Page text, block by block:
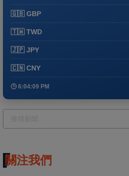
🇬🇧 GBP
🇹🇼 TWD
🇯🇵 JPY
🇨🇳 CNY
🕒 6:04:09 PM
關注我們